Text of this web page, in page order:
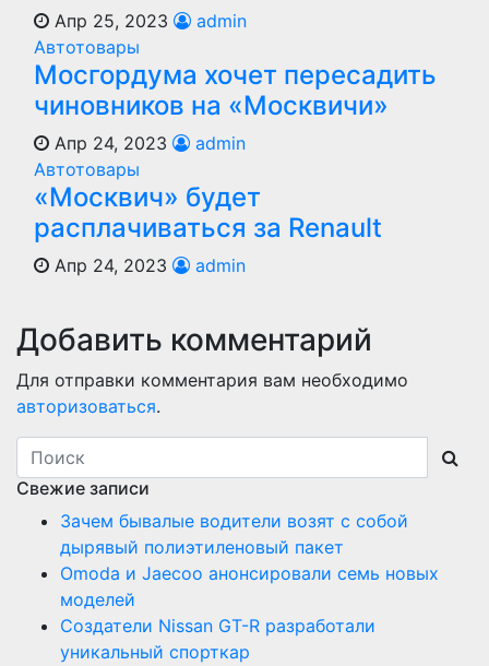
Апр 25, 2023
admin
Автотовары
Мосгордума хочет пересадить
чиновников на «Москвичи»
Апр 24, 2023
admin
Автотовары
«Москвич» будет
расплачиваться за Renault
Апр 24, 2023 admin
Добавить комментарий
Для отправки комментария вам необходимо
авторизоваться.
Свежие записи
Зачем бывалые водители возят с собой
дырявый полиэтиленовый пакет
Оmoda и Jaecoo анонсировали семь новых
моделей
Создатели Nissan GT-R разработали
уникальный спорткар